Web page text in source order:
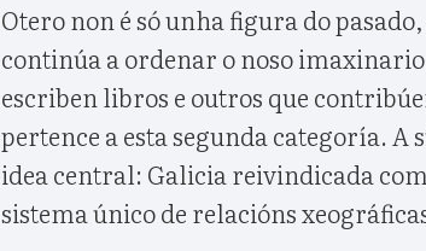
Otero non é só unha figura do
continúa a ordenar o noso
escriben libros e outros que
pertence a esta segunda categoría. A
idea central: Galicia reivindicada
sistema único de relacións